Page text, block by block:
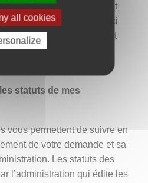
all cookies
démarche » vous permet
disponibles. D’ici
vous intéressant et
un clic.
statuts de mes
vous permettent de suivre en
de votre demande et sa
Les statuts des
l’administration qui édite les